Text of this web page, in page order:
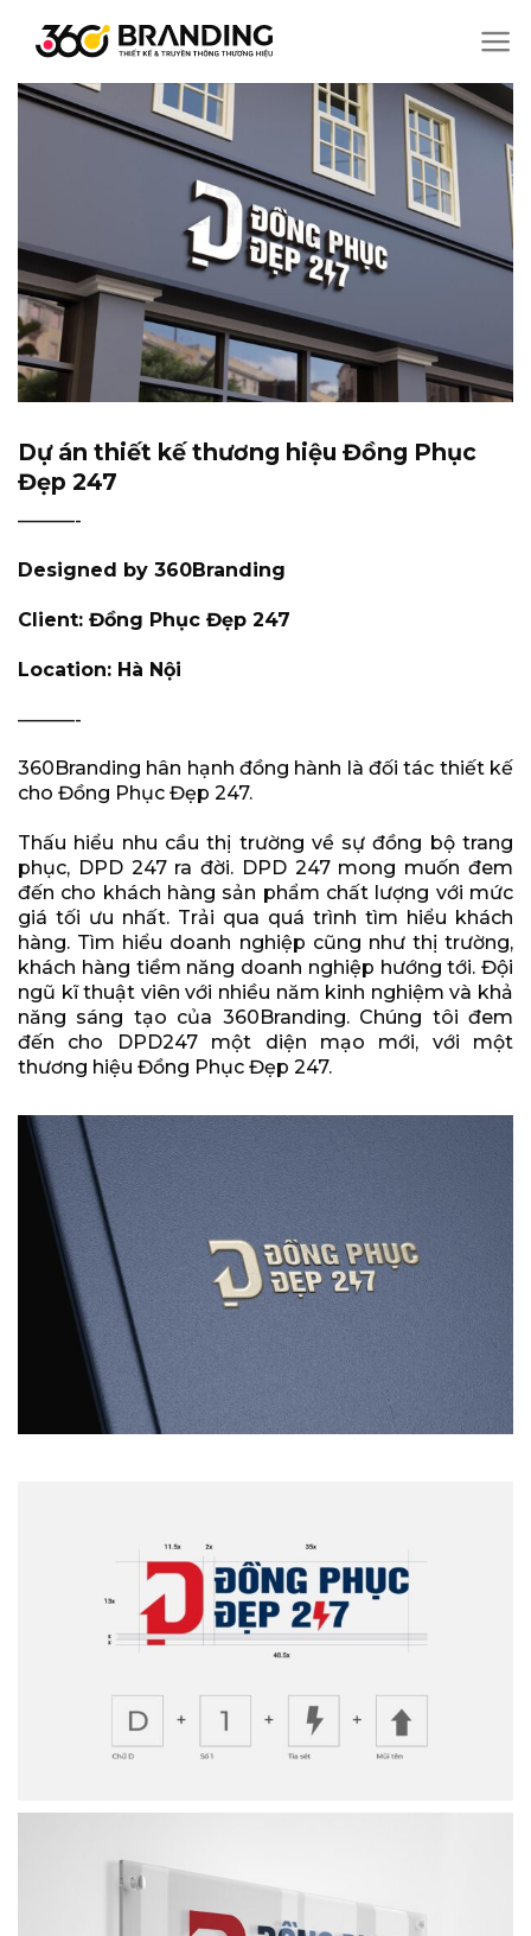
dung
Dự án thiết kế thương hiệu Đồng Phục
Đẹp 247
———-
Designed by 360Branding
Client: Đồng Phục Đẹp 247
Location: Hà Nội
———-
360Branding hân hạnh đồng hành là đối tác thiết kế
cho Đồng Phục Đẹp 247.
Thấu hiểu nhu cầu thị trường về sự đồng bộ trang
phục, DPD 247 ra đời. DPD 247 mong muốn đem
đến cho khách hàng sản phẩm chất lượng với mức
giá tối ưu nhất. Trải qua quá trình tìm hiểu khách
hàng. Tìm hiểu doanh nghiệp cũng như thị trường,
khách hàng tiềm năng doanh nghiệp hướng tới. Đội
ngũ kĩ thuật viên với nhiều năm kinh nghiệm và khả
năng sáng tạo của 360Branding. Chúng tôi đem
đến cho DPD247 một diện mạo mới, với một
thương hiệu Đồng Phục Đẹp 247.